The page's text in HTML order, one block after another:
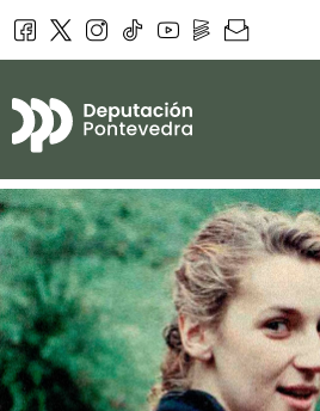
Facebook
Twitter
Instagram
Tik TokYouTube
DepoPlay